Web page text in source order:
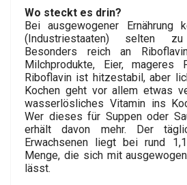
Wo steckt es drin?
Bei ausgewogener
(Industriestaaten) selten
Besonders reich an
Milchprodukte, Eier, mageres
Riboflavin ist hitzestabil, aber
Kochen geht vor allem etwas
wasserlösliches Vitamin ins
Wer dieses für Suppen oder
erhält davon mehr. Der
Erwachsenen liegt bei rund
Menge, die sich mit
lässt.